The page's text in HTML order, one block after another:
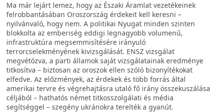
Ma már lejárt lemez, hogy az Északi Áramlat vezetékeinek
felrobbantásában Oroszország érdekeit kell keresni –
nyilvánvaló, hogy nem. A politikai Nyugat minden szinten
blokkolta az emberiség eddigi legnagyobb volumenű,
infrastruktúra megsemmisítésére irányuló
terrorcselekményének kivizsgálását. ENSZ vizsgálat
megvétózva, a parti államok saját vizsgálatainak eredménye
titkosítva – biztosan az oroszok ellen szóló bizonyítékokat
elfedve. Az előzmények, az érdekek és több forrás által
amerikai tervre és végrehajtásra utaló fő irány összekuszálása
céljából – hathatós német titkosszolgálati és média
segítséggel – szegény ukránokra terelték a gyanút.